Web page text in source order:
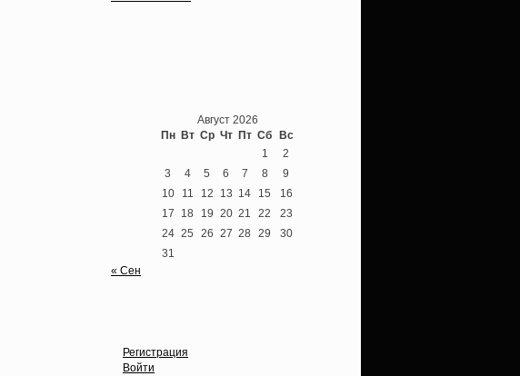
Август 2026
Пн Вт Ср Чт Пт Сб Вс
1
2
3
4 5 6 7 8
9
10
11 12 13 14 15
16
17
18 19 20 21 22
23
24 25 26 27 28 29
30
31
« Сен
Регистрация
Войти